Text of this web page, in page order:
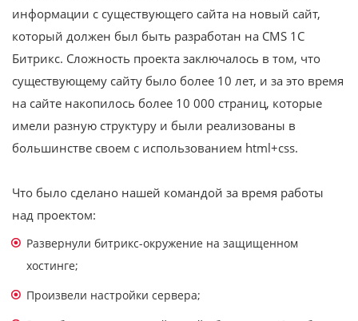
информации с существующего сайта на новый сайт,
который должен был быть разработан на CMS 1С
Битрикс. Сложность проекта заключалось в том, что
существующему сайту было более 10 лет, и за это время
на сайте накопилось более 10 000 страниц, которые
имели разную структуру и были реализованы в
большинстве своем с использованием html+css.
Что было сделано нашей командой за время работы
над проектом:
Развернули битрикс-окружение на защищенном
хостинге;
Произвели настройки сервера;